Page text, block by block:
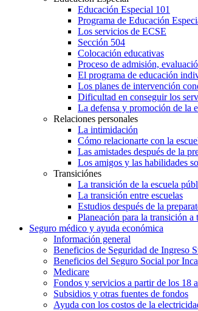
Educación Especial 101
Programa de Educación
Los servicios de ECSE
Sección 504
Colocación educativas
Proceso de admisión,
El programa de educación
Los planes de intervención
Dificultad en conseguir los
La defensa y promoción de la
Relaciones personales
La intimidación
Cómo relacionarte con la
Las amistades después de la
Los amigos y las habilidades
Transiciónes
La transición de la escuela
La transición entre escuelas
Estudios después de la
Planeación para la transición a
Seguro médico y ayuda económica
Información general
Beneficios de Seguridad de Ingreso
Beneficios del Seguro Social por
Medicare
Fondos y servicios a partir de los 18
Subsidios y otras fuentes de fondos
Ayuda con los costos de la